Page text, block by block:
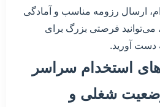
ارسال رزومه مناسب و آمادگی
فرصتی بزرگ برای
دست آورید.
استخدام سراسر
شغلی و